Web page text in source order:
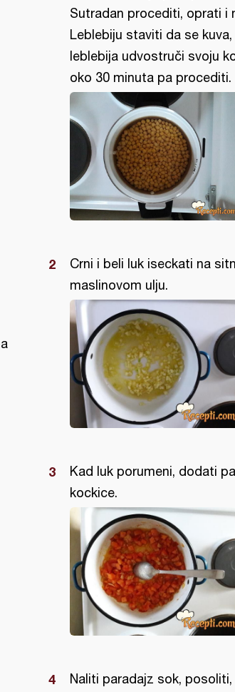
Sutradan procediti, oprati i
Leblebiju staviti da se
leblebija udvostruči svoju
oko 30 minuta pa procediti.
Crni i beli luk iseckati na
maslinovom ulju.
Kad luk porumeni, dodati
kockice.
Naliti paradajz sok,